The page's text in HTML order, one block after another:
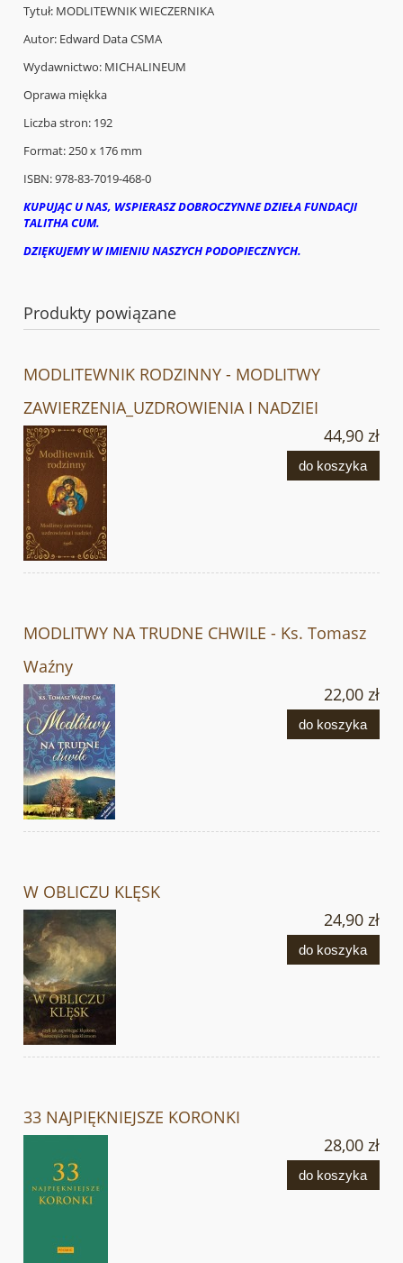
Tytuł: MODLITEWNIK WIECZERNIKA
Autor: Edward Data CSMA
Wydawnictwo: MICHALINEUM
Oprawa miękka
Liczba stron: 192
Format: 250 x 176 mm
ISBN: 978-83-7019-468-0
KUPUJĄC U NAS, WSPIERASZ DOBROCZYNNE DZIEŁA FUNDACJI
TALITHA CUM.
DZIĘKUJEMY W IMIENIU NASZYCH PODOPIECZNYCH.
Produkty powiązane
MODLITEWNIK RODZINNY - MODLITWY
ZAWIERZENIA_UZDROWIENIA I NADZIEI
44,90 zł
do koszyka
MODLITWY NA TRUDNE CHWILE - Ks. Tomasz
Waźny
22,00 zł
do koszyka
W OBLICZU KLĘSK
24,90 zł
do koszyka
33 NAJPIĘKNIEJSZE KORONKI
28,00 zł
do koszyka